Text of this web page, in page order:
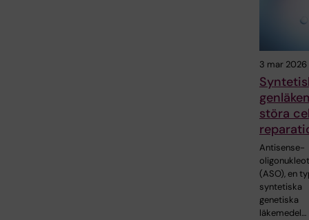
3 mar 2026
störa
Antisense-
(ASO), en
syntetiska
genetiska
läkemedel…